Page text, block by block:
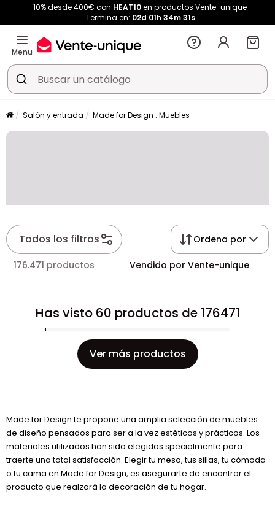
-10% desde 400€ con HEAT10en productos Vente-unique
Termina en: 02d 01h 34m 30s
Menu
Salón y entrada Made for Design : Muebles
Todos los filtros Ordena por
176.471 productos Vendido por Vente-unique
Has visto 60 productos de 176471
Ver más productos
Made for Design te propone una amplia selección de muebles
de diseño pensados para ser a la vez estéticos y prácticos. Los
materiales utilizados han sido elegidos specialmente para
traerte una total satisfacción. Elegir tu mesa, tus sillas, tu cómoda
o tu cama en Made for Design, es asegurarte de encontrar el
producto que realzará la decoración de tu hogar.